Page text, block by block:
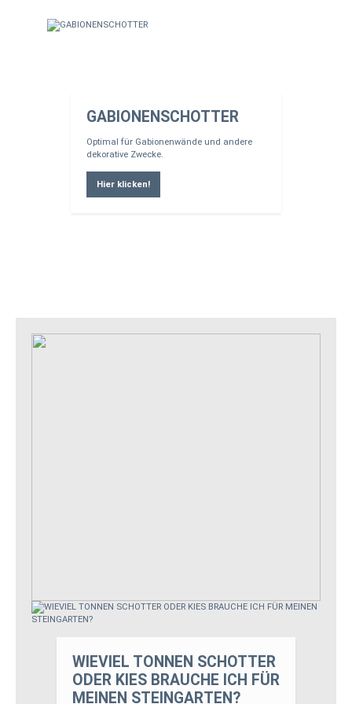
GABIONENSCHOTTER
Optimal für Gabionenwände und andere
dekorative Zwecke.
Hier klicken!
WIEVIEL TONNEN SCHOTTER
ODER KIES BRAUCHE ICH FÜR
MEINEN STEINGARTEN?